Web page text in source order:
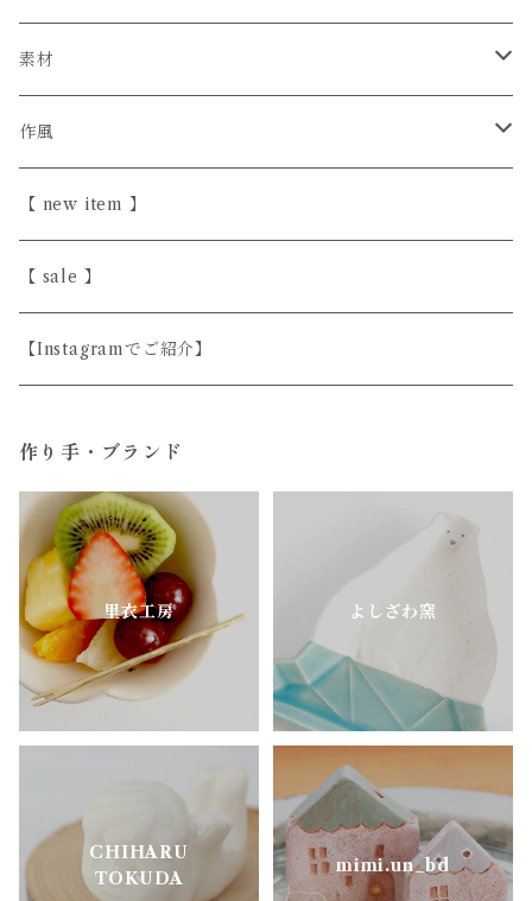
カイトアヤキ
きほんの道具 あべ
こいずみちはる
斎藤奈月
シサム工房
陶房はせがわ
ニシクミ
樋口萌
古谷製陶所
明山窯
信楽焼
砥部焼
美濃焼
益子焼
素材
陶器
半磁器・せっ器
磁器
天然木
真鍮・アルミ
作風
ほっこり愛らしい
シンプル
上品
どうぶつのうつわ
お花のうつわ
【 new item 】
【 sale 】
【Instagramでご紹介】
作り手・ブランド
里衣工房 よしざわ窯
CHIHARU
TOKUDA
mimi.un_bd